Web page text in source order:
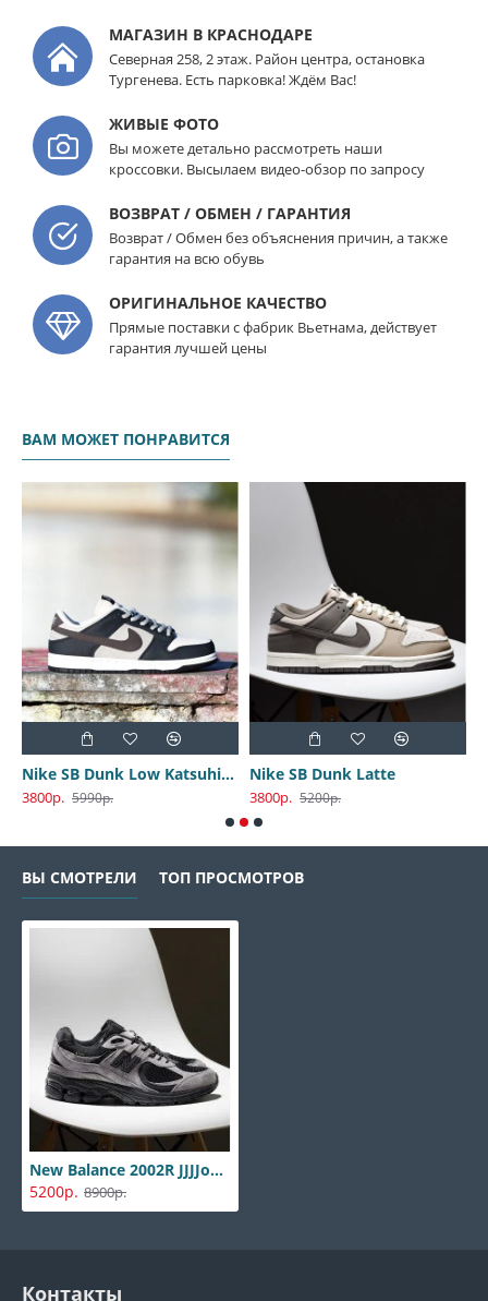
МАГАЗИН В КРАСНОДАРЕ
Северная 258, 2 этаж. Район центра, остановка
Тургенева. Есть парковка! Ждём Вас!
ЖИВЫЕ ФОТО
Вы можете детально рассмотреть наши
кроссовки. Высылаем видео-обзор по запросу
ВОЗВРАТ / ОБМЕН / ГАРАНТИЯ
Возврат / Обмен без объяснения причин, а также
гарантия на всю обувь
ОРИГИНАЛЬНОЕ КАЧЕСТВО
Прямые поставки с фабрик Вьетнама, действует
гарантия лучшей цены
ВАМ МОЖЕТ ПОНРАВИТСЯ
Nike SB Dunk Low Katsuhiro Otomo
3800р. 5990р.
Nike SB Dunk Latte
3800р. 5200р.
ВЫ СМОТРЕЛИ ТОП ПРОСМОТРОВ
New Balance 2002R JJJJound Gore-TEX
5200р. 8900р.
Контакты